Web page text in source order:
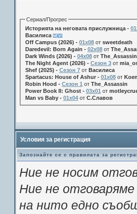
Сериал/Прогрес
Историята на неговата прислужница -
Василиса
Off Campus (2026) - 01x08от sweetdeath
Daredevil: Born Again - 02x08от
Dark Winds (2026) - 04x08от The_Assassin
The Night Agent (2026) - Сезон 3от
Shef (2025) - Сезон 7от Василиса
Spartacus: House of Ashur - 01x08от Koen
Robin Hood - Сезон 1 от The_Assassin
Power Book II: Ghost - 03x01 от
Man vs Baby - 01x04от С.Славов
Условия за регистрация
Запознайте се с правилата за
Ние не носим
Ние не
на нито едно